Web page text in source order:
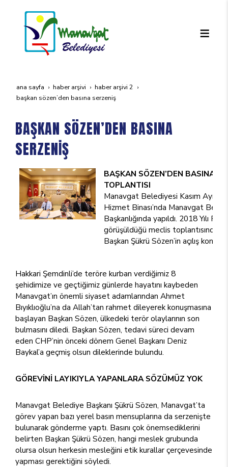
ana sayfa haber arşivi
haber arşivi 2
başkan sözen’den basina serzeni̇ş
BAŞKAN SÖZEN’DEN BASINA
SERZENİŞ
BAŞKAN SÖZEN’DEN BASINA
TOPLANTISI
Manavgat Belediyesi Kasım Ayı
Hizmet Binası’nda Manavgat
Başkanlığında yapıldı. 2018 Yılı
görüşüldüğü meclis toplantısında
Başkan Şükrü Sözen’in açılış
Hakkari Şemdinli’de teröre kurban verdiğimiz 8
şehidimize ve geçtiğimiz günlerde hayatını kaybeden
Manavgat’ın önemli siyaset adamlarından Ahmet
Bıyıklıoğlu’na da Allah’tan rahmet dileyerek konuşmasına
başlayan Başkan Sözen, ülkedeki terör olaylarının son
bulmasını diledi. Başkan Sözen, tedavi süreci devam
eden CHP’nin önceki dönem Genel Başkanı Deniz
Baykal’a geçmiş olsun dileklerinde bulundu.
GÖREVİNİ LAYIKIYLAYAPANLARA SÖZÜMÜZ YOK
Manavgat Belediye Başkanı Şükrü Sözen, Manavgat’ta
görev yapan bazı yerel basın mensuplarına da serzenişte
bulunarak gönderme yaptı. Basını çok önemsediklerini
belirten Başkan Şükrü Sözen, hangi meslek grubunda
olursa olsun herkesin mesleğini etik kurallar çerçevesinde
yapması gerektiğini söyledi.